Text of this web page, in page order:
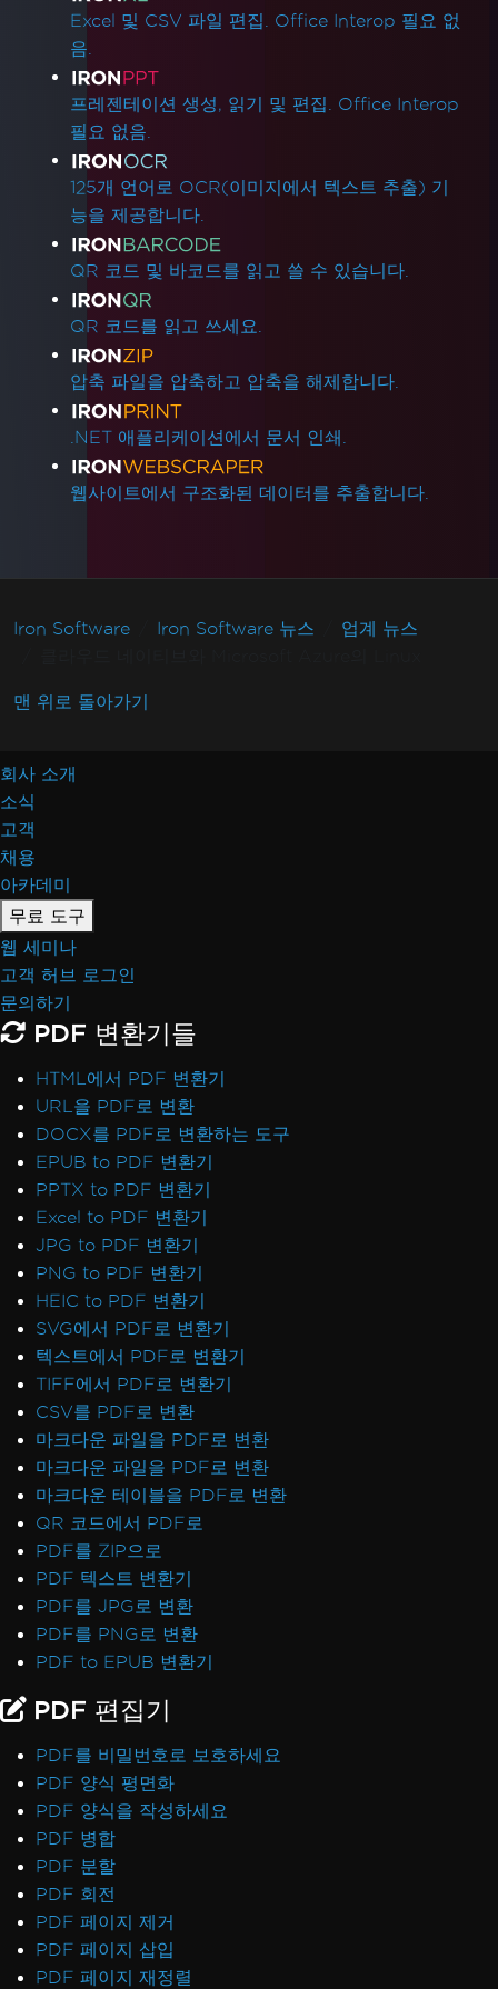
Excel 및 CSV 파일 편집. Office Interop 필요 없
음.
프레젠테이션 생성, 읽기 및 편집. Office Interop
필요 없음.
125개 언어로 OCR(이미지에서 텍스트 추출) 기
능을 제공합니다.
QR 코드 및 바코드를 읽고 쓸 수 있습니다.
QR 코드를 읽고 쓰세요.
압축 파일을 압축하고 압축을 해제합니다.
.NET 애플리케이션에서 문서 인쇄.
웹사이트에서 구조화된 데이터를 추출합니다.
Iron Software Iron Software 뉴스
업계 뉴스
맨 위로 돌아가기
회사 소개
소식
고객
채용
아카데미
무료 도구
웹 세미나
고객 허브 로그인
문의하기
PDF 변환기들
HTML에서 PDF 변환기
URL을 PDF로 변환
DOCX를 PDF로 변환하는 도구
EPUB to PDF 변환기
PPTX to PDF 변환기
Excel to PDF 변환기
JPG to PDF 변환기
PNG to PDF 변환기
HEIC to PDF 변환기
SVG에서 PDF로 변환기
텍스트에서 PDF로 변환기
TIFF에서 PDF로 변환기
CSV를 PDF로 변환
마크다운 파일을 PDF로 변환
마크다운 파일을 PDF로 변환
마크다운 테이블을 PDF로 변환
QR 코드에서 PDF로
PDF를 ZIP으로
PDF 텍스트 변환기
PDF를 JPG로 변환
PDF를 PNG로 변환
PDF to EPUB 변환기
PDF 편집기
PDF를 비밀번호로 보호하세요
PDF 양식 평면화
PDF 양식을 작성하세요
PDF 병합
PDF 분할
PDF 회전
PDF 페이지 제거
PDF 페이지 삽입
PDF 페이지 재정렬